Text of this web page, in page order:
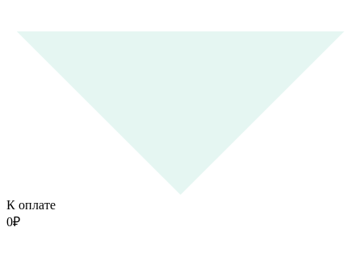
К оплате
0₽